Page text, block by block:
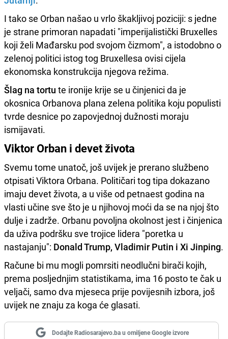
I tako se Orban našao u vrlo škakljivoj poziciji: s jedne
je strane primoran napadati "imperijalistički Bruxelles
koji želi Mađarsku pod svojom čizmom", a istodobno o
zelenoj politici istog tog Bruxellesa ovisi cijela
ekonomska konstrukcija njegova režima.
Šlag na tortu te ironije krije se u činjenici da je
okosnica Orbanova plana zelena politika koju populisti
tvrde desnice po zapovjednoj dužnosti moraju
ismijavati.
Viktor Orban i devet života
Svemu tome unatoč, još uvijek je prerano službeno
otpisati Viktora Orbana. Političari tog tipa dokazano
imaju devet života, a u više od petnaest godina na
vlasti učine sve što je u njihovoj moći da se na njoj što
dulje i zadrže. Orbanu povoljna okolnost jest i činjenica
da uživa podršku sve trojice lidera "poretka u
nastajanju": Donald Trump, Vladimir Putin i Xi Jinping.
Račune bi mu mogli pomrsiti neodlučni birači kojih,
prema posljednjim statistikama, ima 16 posto te čak u
veljači, samo dva mjeseca prije povijesnih izbora, još
uvijek ne znaju za koga će glasati.
Dodajte Radiosarajevo.ba u omiljene Google izvore